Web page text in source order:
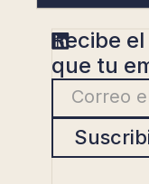
Recibe
que tu